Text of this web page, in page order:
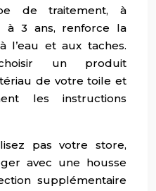
de traitement, à
à 3 ans, renforce la
l’eau et aux taches.
un produit
de votre toile et
les instructions
pas votre store,
avec une housse
supplémentaire